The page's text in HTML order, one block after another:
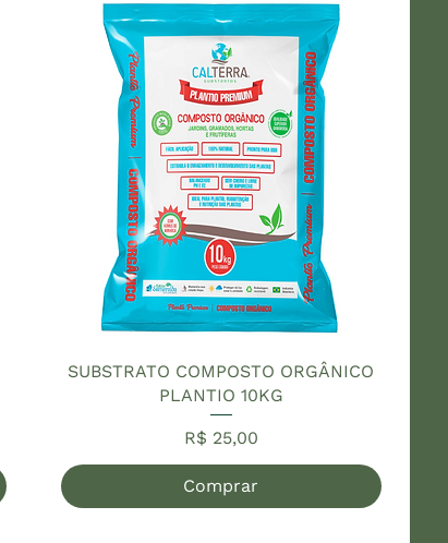
SUBSTRATO COMPOSTO ORGÂNICO
PLANTIO 10KG
Preço
R$ 25,00
Comprar